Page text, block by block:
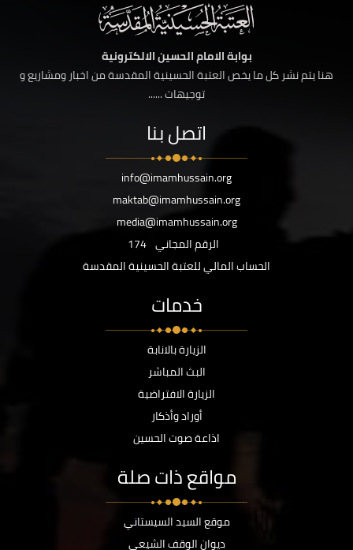
بوابة الامام الحسين الالكترونية
هنا يتم نشر كل ما يخص العتبة الحسينية المقدسة من اخبار ومشاريع و
توجيهات ......
اتصل بنا
info@imamhussain.org
maktab@imamhussain.org
media@imamhussain.org
الرقم المجاني 174
الحساب المالي للعتبة الحسينية المقدسة
خدمات
الزيارة بالانابة
البث المباشر
الزيارة الافتراضية
أوراد وأذكار
اذاعة صوت الحسين
مواقع ذات صلة
موقع السيد السيستاني
ديوان الوقف الشيعي